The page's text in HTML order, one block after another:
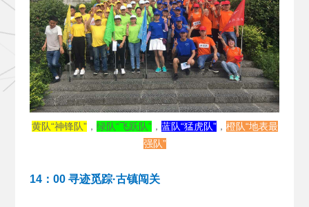
黄队“神锋队” ， 绿队“飞跃队” ， 蓝队“猛虎队”， 橙队“地表最
强队”
14：00 寻迹觅踪·古镇闯关